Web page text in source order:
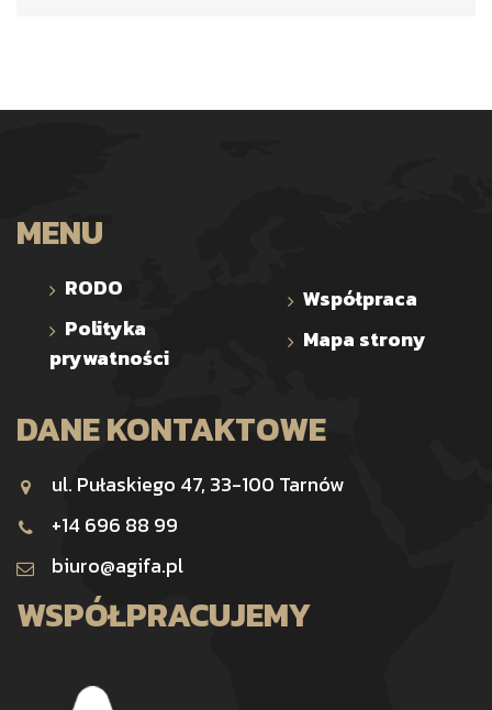
MENU
RODO
Polityka
prywatności
Współpraca
Mapa strony
DANE KONTAKTOWE
ul. Pułaskiego 47, 33-100 Tarnów
+14 696 88 99
biuro@agifa.pl
WSPÓŁPRACUJEMY